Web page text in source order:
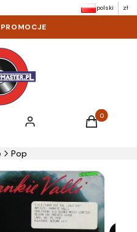
polski zł
PROMOCJE
Zaloguj się Produkty w
Koszyk
Pop